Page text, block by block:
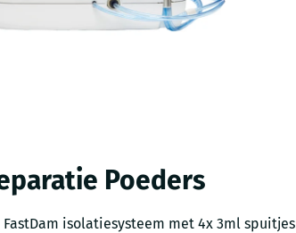
Poeders
FastDam isolatiesysteem met 4x 3ml spuitjes